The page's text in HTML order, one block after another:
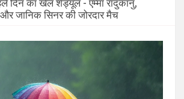
जानिक सिनर की जोरदार मैच